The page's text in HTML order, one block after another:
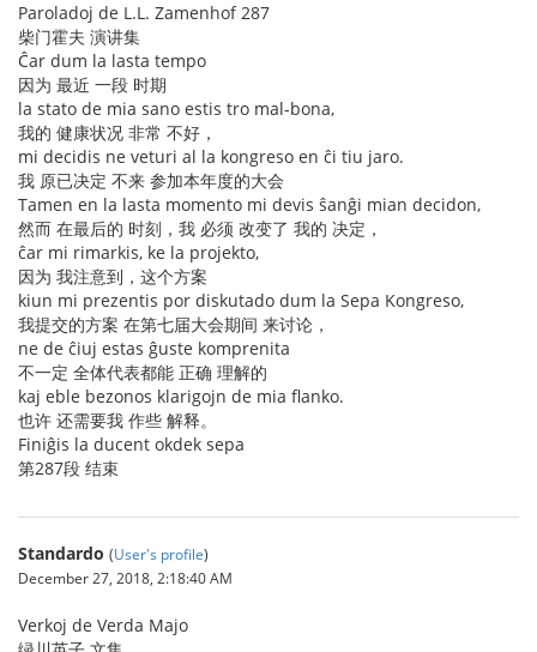
Paroladoj de L.L. Zamenhof 287
柴门霍夫 演讲集
Ĉar dum la lasta tempo
因为 最近 一段 时期
la stato de mia sano estis tro mal-bona,
我的 健康状况 非常 不好，
mi decidis ne veturi al la kongreso en ĉi tiu jaro.
我 原已决定 不来 参加本年度的大会
Tamen en la lasta momento mi devis ŝanĝi mian decidon,
然而 在最后的 时刻，我 必须 改变了 我的 决定，
ĉar mi rimarkis, ke la projekto,
因为 我注意到，这个方案
kiun mi prezentis por diskutado dum la Sepa Kongreso,
我提交的方案 在第七届大会期间 来讨论，
ne de ĉiuj estas ĝuste komprenita
不一定 全体代表都能 正确 理解的
kaj eble bezonos klarigojn de mia flanko.
也许 还需要我 作些 解释。
Finiĝis la ducent okdek sepa
第287段 结束
Standardo (User's profile)
December 27, 2018, 2:18:40 AM
Verkoj de Verda Majo